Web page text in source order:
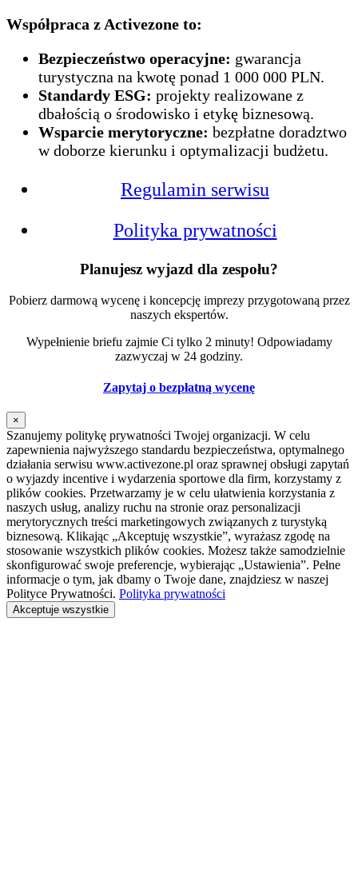
Współpraca z Activezone to:
Bezpieczeństwo operacyjne: gwarancja
turystyczna na kwotę ponad 1 000 000 PLN.
Standardy ESG: projekty realizowane z
dbałością o środowisko i etykę biznesową.
Wsparcie merytoryczne: bezpłatne doradztwo
w doborze kierunku i optymalizacji budżetu.
Regulamin serwisu
Polityka prywatności
Planujesz wyjazd dla zespołu?
Pobierz darmową wycenę i koncepcję imprezy przygotowaną przez
naszych ekspertów.
Wypełnienie briefu zajmie Ci tylko 2 minuty! Odpowiadamy
zazwyczaj w 24 godziny.
Zapytaj o bezpłatną wycenę
×
Szanujemy politykę prywatności Twojej organizacji. W celu
zapewnienia najwyższego standardu bezpieczeństwa, optymalnego
działania serwisu www.activezone.pl oraz sprawnej obsługi zapytań
o wyjazdy incentive i wydarzenia sportowe dla firm, korzystamy z
plików cookies. Przetwarzamy je w celu ułatwienia korzystania z
naszych usług, analizy ruchu na stronie oraz personalizacji
merytorycznych treści marketingowych związanych z turystyką
biznesową. Klikając „Akceptuję wszystkie”, wyrażasz zgodę na
stosowanie wszystkich plików cookies. Możesz także samodzielnie
skonfigurować swoje preferencje, wybierając „Ustawienia”. Pełne
informacje o tym, jak dbamy o Twoje dane, znajdziesz w naszej
Polityce Prywatności. Polityka prywatności
Akceptuje wszystkie